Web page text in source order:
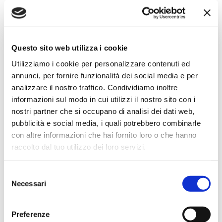
Questo sito web utilizza i cookie
Utilizziamo i cookie per personalizzare contenuti ed
annunci, per fornire funzionalità dei social media e per
analizzare il nostro traffico. Condividiamo inoltre
informazioni sul modo in cui utilizzi il nostro sito con i
nostri partner che si occupano di analisi dei dati web,
pubblicità e social media, i quali potrebbero combinarle
con altre informazioni che hai fornito loro o che hanno
raccolto dal tuo utilizzo dei loro servizi.
delNecessari
Preferenze
un mese fa
★★★★★
Ottima esperienza d’acquisto. Comunicazione
puntuale e cordiale, spedizione rapida e prodotti
effettivamente disponibili come indicato sul sito, senza
sorprese o ritardi. Servizio affidabile e professionale.
Negozio assolutamente consigliato, acqui..
Ciro Pio Donnarumma